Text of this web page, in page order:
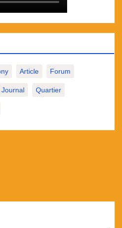
Article Forum
Journal Quartier